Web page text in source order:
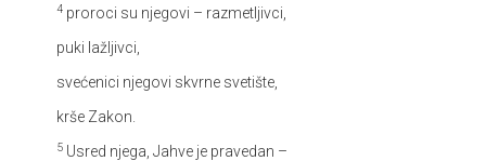
4 proroci su njegovi – razmetljivci,
puki lažljivci,
svećenici njegovi skvrne svetište,
krše Zakon.
5 Usred njega, Jahve je pravedan –